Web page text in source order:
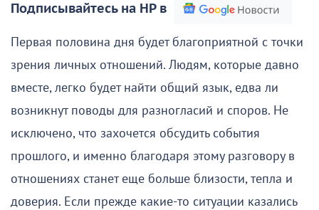
Подписывайтесь на НР в
Первая половина дня будет благоприятной с точки
зрения личных отношений. Людям, которые давно
вместе, легко будет найти общий язык, едва ли
возникнут поводы для разногласий и споров. Не
исключено, что захочется обсудить события
прошлого, и именно благодаря этому разговору в
отношениях станет еще больше близости, тепла и
доверия. Если прежде какие-то ситуации казались